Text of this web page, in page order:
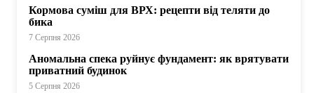
Кормова суміш для ВРХ: рецепти від теляти до
бика
7 Серпня 2026
Аномальна спека руйнує фундамент: як врятувати
приватний будинок
5 Серпня 2026